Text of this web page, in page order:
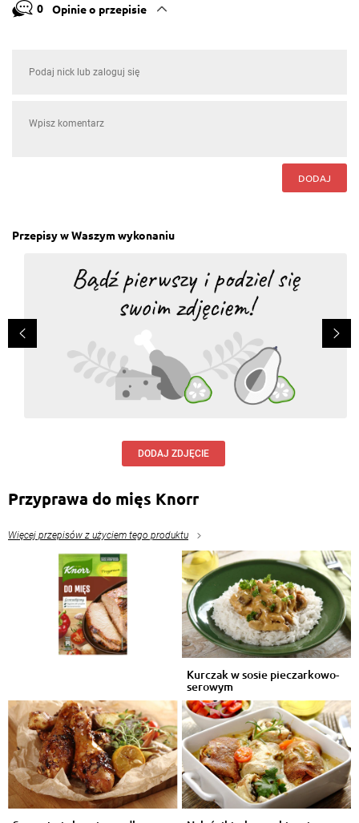
0 Opinie o przepisie
DODAJ
Przepisy w Waszym wykonaniu
DODAJ ZDJĘCIE
Przyprawa do mięs Knorr
Więcej przepisów z użyciem tego produktu
Kurczak w sosie pieczarkowo-
serowym